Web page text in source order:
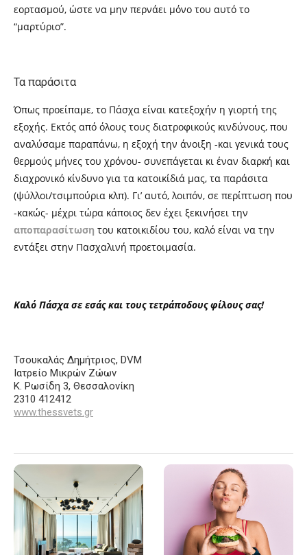
εορτασμού, ώστε να μην περνάει μόνο του αυτό το
“μαρτύριο”.
Τα παράσιτα
Όπως προείπαμε, το Πάσχα είναι κατεξοχήν η γιορτή της
εξοχής. Εκτός από όλους τους διατροφικούς κινδύνους, που
αναλύσαμε παραπάνω, η εξοχή την άνοιξη -και γενικά τους
θερμούς μήνες του χρόνου- συνεπάγεται κι έναν διαρκή και
διαχρονικό κίνδυνο για τα κατοικίδιά μας, τα παράσιτα
(ψύλλοι/τσιμπούρια κλπ). Γι’ αυτό, λοιπόν, σε περίπτωση που
-κακώς- μέχρι τώρα κάποιος δεν έχει ξεκινήσει την
αποπαρασίτωση του κατοικιδίου του, καλό είναι να την
εντάξει στην Πασχαλινή προετοιμασία.
Καλό Πάσχα σε εσάς και τους τετράποδους φίλους σας!
Τσουκαλάς Δημήτριος, DVM
Ιατρείο Μικρών Ζώων
Κ. Ρωσίδη 3, Θεσσαλονίκη
2310 412412
www.thessvets.gr